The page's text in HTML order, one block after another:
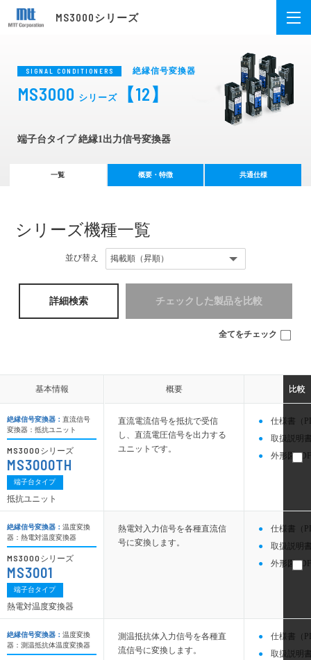
MS3000シリーズ
SIGNAL CONDITIONERS 絶縁信号変換器
MS3000 シリーズ 【12】
端子台タイプ 絶縁1出力信号変換器
一覧 概要・特徴 共通仕様
シリーズ機種一覧
並び替え
詳細検索 チェックした製品を比較
全てをチェック
概要
直流電流信号を抵抗で受信
し、直流電圧信号を出力する
ユニットです。
仕様書（
取扱説明
外形図
熱電対入力信号を各種直流信
号に変換します。
仕様書（
取扱説明
外形図
測温抵抗体入力信号を各種直
流信号に変換します。
仕様書（
取扱説明
概要
基本情報
絶縁信号変換器： 直流信号
変換器：抵抗ユニット
MS3000 シリーズ
MS3000TH
端子台タイプ
抵抗ユニット
絶縁信号変換器： 温度変換
器：熱電対温度変換器
MS3000 シリーズ
MS3001
端子台タイプ
熱電対温度変換器
絶縁信号変換器： 温度変換
器：測温抵抗体温度変換器
基本情報 比較
比較